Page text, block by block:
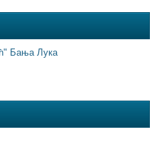
Бања Лука